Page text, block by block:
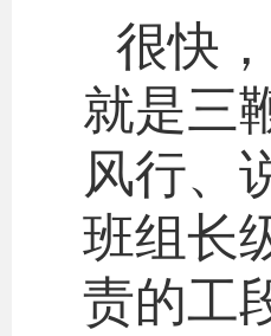
很快
就是三
风行、
班组长
责的工